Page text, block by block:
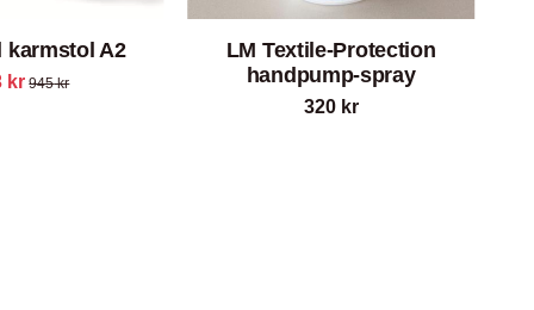
karmstol A2
kr 945kr
LM Textile-Protection
handpump-spray
320kr